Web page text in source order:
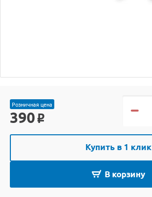
Розничная цена
390 o
Купить в 1 клик
В корзину